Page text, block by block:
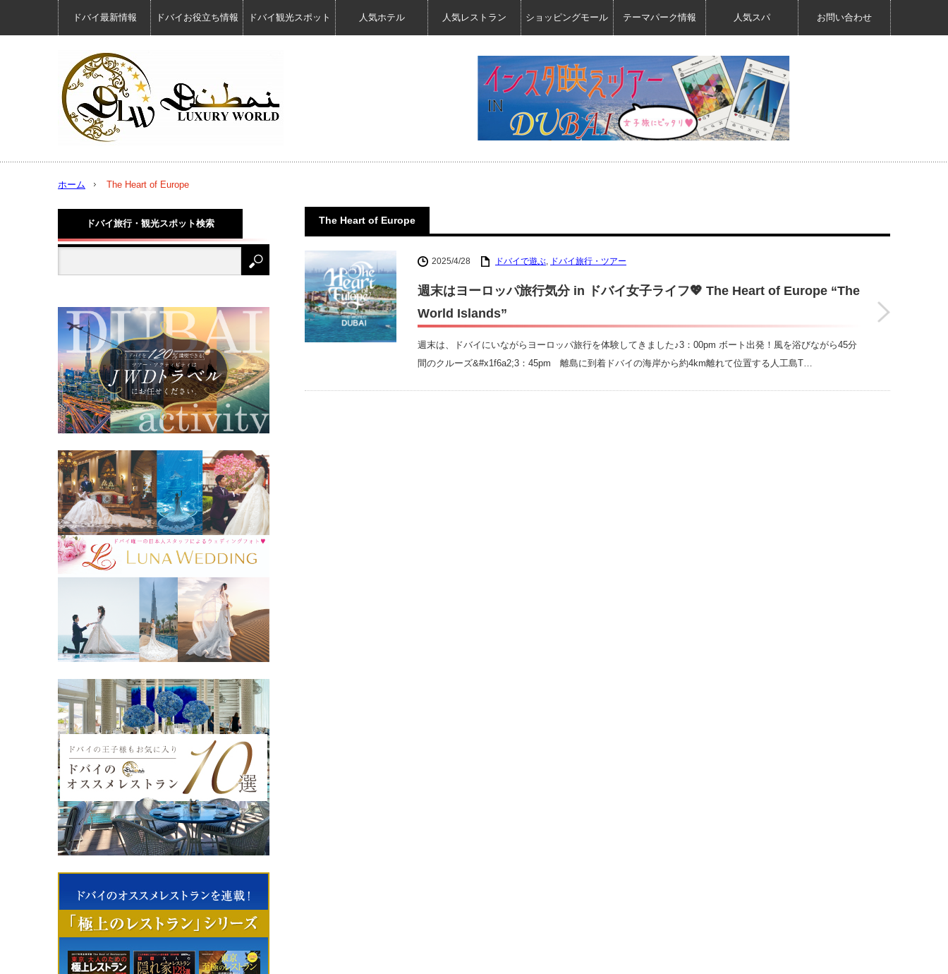
ドバイ最新情報 ドバイお役立ち情報 ドバイ観光スポット 人気ホテル 人気レストラン ショッピングモール テーマパーク情報 人気スパ お問い合わせ
ホーム The Heart of Europe
The Heart of Europe
2025/4/28 ドバイで遊ぶ, ドバイ旅行・ツアー
週末はヨーロッパ旅行気分 in ドバイ女子ライフ💖 The Heart of Europe “The
World Islands”
週末は、ドバイにいながらヨーロッパ旅行を体験してきました♪3：00pm ボート出発！風を浴びながら45分
間のクルーズ&#x1f6a2;3：45pm 離島に到着ドバイの海岸から約4km離れて位置する人工島T…
ドバイ旅行・観光スポット検索